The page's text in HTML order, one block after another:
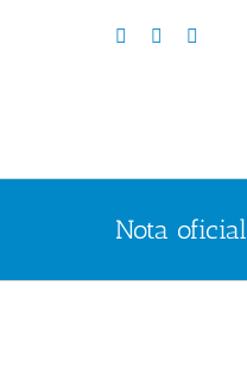
Nota oficial